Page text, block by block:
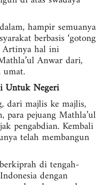
hampir semuanya
berbasis ‘gotong
Artinya hal ini
Anwar dari,
Untuk Negeri
dari majlis ke majlis,
para pejuang Mathla’ul
pengabdian. Kembali
telah membangun
di tengah-
dengan